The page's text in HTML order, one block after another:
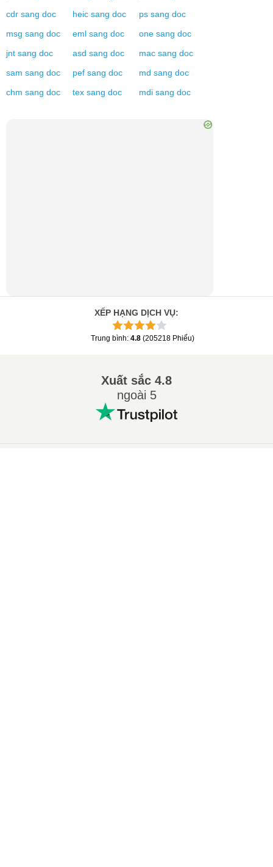
cdr sang doc heic sang doc ps sang doc
msg sang doc eml sang doc one sang doc
jnt sang doc asd sang doc mac sang doc
sam sang doc pef sang doc md sang doc
chm sang doc tex sang doc mdi sang doc
XẾP HẠNG DỊCH VỤ:
Trung bình: 4.8 (205218 Phiếu)
Xuất sắc 4.8
ngoài 5